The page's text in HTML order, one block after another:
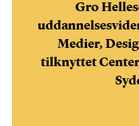
Gro
Medier,
tilknyttet